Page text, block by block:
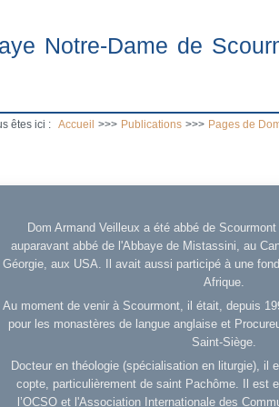
Notre-Dame de
êtes ici : Accueil >>> Publications >>> Pages de
Dom Armand Veilleux a été abbé de
auparavant abbé de l'Abbaye de Mistassini, au
Géorgie, aux USA. Il avait aussi participé à une
Afrique.
Au moment de venir à Scourmont, il était, depuis
pour les monastères de langue anglaise et
Saint-Siège.
Docteur en théologie (spécialisation en liturgie), il
copte, particulièrement de saint Pachôme. Il est
l’OCSO et l'Association Internationale des